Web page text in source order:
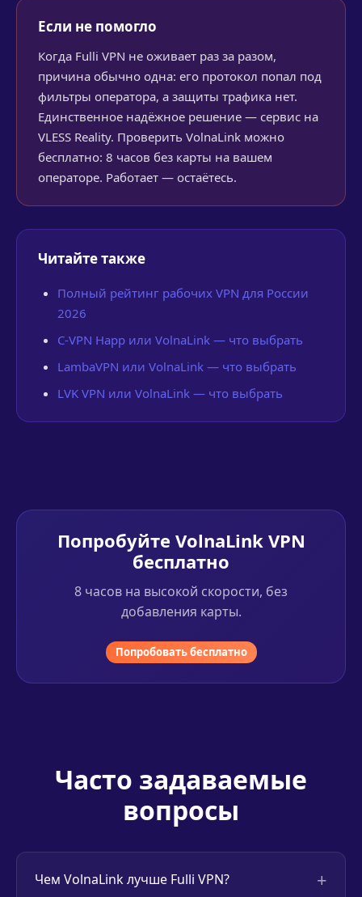
Если не помогло
Когда Fulli VPN не оживает раз за разом,
причина обычно одна: его протокол попал под
фильтры оператора, а защиты трафика нет.
Единственное надёжное решение — сервис на
VLESS Reality. Проверить VolnaLink можно
бесплатно: 8 часов без карты на вашем
операторе. Работает — остаётесь.
Читайте также
Полный рейтинг рабочих VPN для России
2026
C-VPN Happ или VolnaLink — что выбрать
LambaVPN или VolnaLink — что выбрать
LVK VPN или VolnaLink — что выбрать
Попробуйте VolnaLink VPN
бесплатно
8 часов на высокой скорости, без
добавления карты.
Попробовать бесплатно
Часто задаваемые
вопросы
Чем VolnaLink лучше Fulli VPN? +